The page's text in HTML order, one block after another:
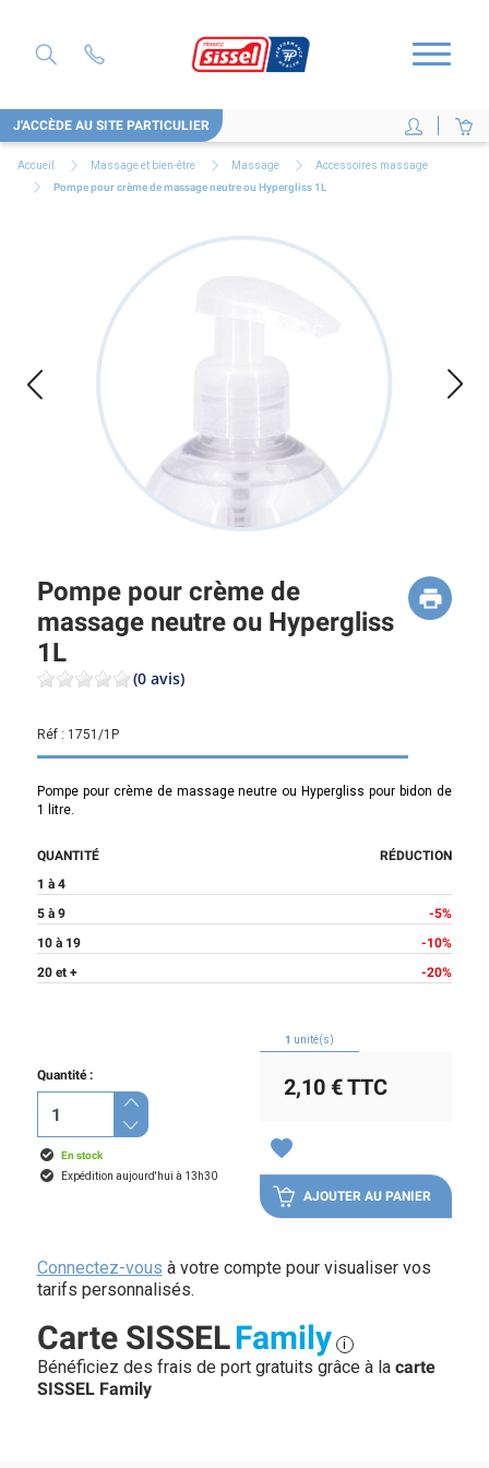
J'ACCÈDE AU SITE PARTICULIER
Accueil Massage et bien-être Massage
Accessoires massage
Pompe pour crème de massage neutre ou Hypergliss 1L
Pompe pour crème de
massage neutre ou Hypergliss
1L
(0 avis)
Réf : 1751/1P
Pompe pour crème de massage neutre ou Hypergliss pour bidon de
1 litre.
QUANTITÉ
RÉDUCTION
1 à 4
5 à 9
-5%
10 à 19
-10%
20 et +
-20%
Quantité :
En stock
Expédition aujourd'hui à 13h30
1 unité(s)
2,10 €TTC
favorite
AJOUTER AU PANIER
Connectez-vous à votre compte pour visualiser vos
tarifs personnalisés.
Carte SISSELFamily i
Bénéficiez des frais de port gratuits grâce à la carte
SISSEL Family